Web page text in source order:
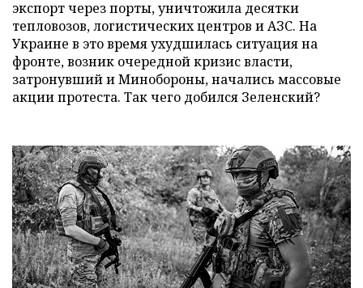
экспорт через порты, уничтожила десятки
тепловозов, логистических центров и АЗС. На
Украине в это время ухудшилась ситуация на
фронте, возник очередной кризис власти,
затронувший и Минобороны, начались массовые
акции протеста. Так чего добился Зеленский?